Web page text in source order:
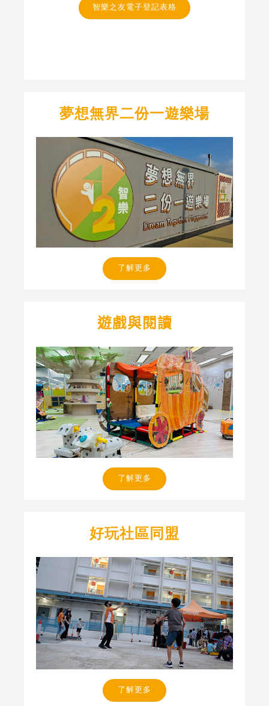
智樂之友電子登記表格
夢想無界二份一遊樂場
了解更多
遊戲與閱讀
了解更多
好玩社區同盟
了解更多